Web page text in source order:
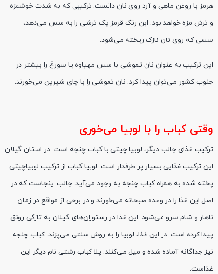
هرمز با روغن ماهی و آرد روی نان دانست. ترکیبی که به شدت خوشمزه
و ترش مزه خواهد بود. این رنگ قرمز یک ترشی را به سس می‌دهد،
سسیکه روی نان نازک ریخته می‌شود.
این ترکیب به عنوان نان تموشی با سس مهیاوه یا سوراغ را بیشتر در
جنوب کشور می‌توان پیدا کرد. نان تموشی را با چای شیرین می‌خورند.
وقتی کباب را با لوبیا میخوری
ترکیب غذای جالب دیگر، لوبیا چیتی با کباب چنجه است. در استان گیلان
این ترکیب غذایی بسیار پر طرفدار است. لوبیا کباب از ترکیب لوبیاچیتی
پخته شده به همراه کباب چنجه به وجود می‌آید. جالب اینجاست که در
اصل این غذا را در وعده صبحانه می‌خورند و در برخی از مواقع در زمان
ناهار و شام سرو می‌شود. این غذا در رستوران‌های گیلان به تازگی رونق
پیدا کرده است. در این غذا، لوبیا را به روش سنتی می‌پزند. کباب چنجه
نیز جداگانه آماده شده و میل می‌کنند. پلا کباب رشتی نام دیگر این
غذاست.